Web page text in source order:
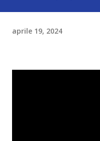
aprile 19, 2024